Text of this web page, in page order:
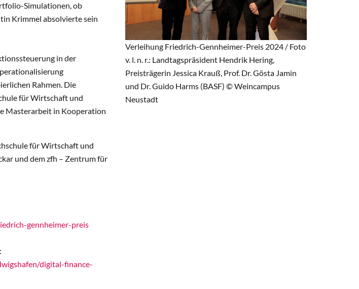
Simulationen, ob
Krimmel absolvierte sein
in der
Rahmen. Die
für Wirtschaft und
Masterarbeit in Kooperation
für Wirtschaft und
und dem zfh – Zentrum für
gennheimer-preis
digital-finance-
Verleihung Friedrich-Gennheimer-Preis 2024 / Foto
v. l. n. r.: Landtagspräsident Hendrik Hering,
Preisträgerin Jessica Krauß, Prof. Dr. Gösta Jamin
und Dr. Guido Harms (BASF) © Weincampus
Neustadt